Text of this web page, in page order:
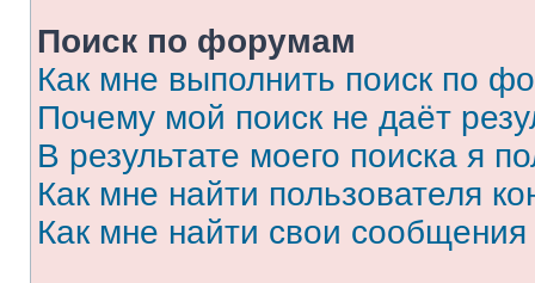
Поиск по форумам
Как мне выполнить поиск по
Почему мой поиск не даёт
В результате моего поиска я
Как мне найти пользователя
Как мне найти свои